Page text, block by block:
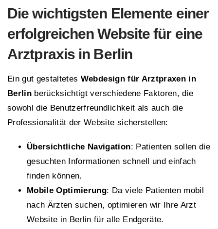
Die wichtigsten Elemente einer
erfolgreichen Website für eine
Arztpraxis in Berlin
Ein gut gestaltetes Webdesign für Arztpraxen in
Berlin berücksichtigt verschiedene Faktoren, die
sowohl die Benutzerfreundlichkeit als auch die
Professionalität der Website sicherstellen:
Übersichtliche Navigation: Patienten sollen die
gesuchten Informationen schnell und einfach
finden können.
Mobile Optimierung: Da viele Patienten mobil
nach Ärzten suchen, optimieren wir Ihre Arzt
Website in Berlin für alle Endgeräte.